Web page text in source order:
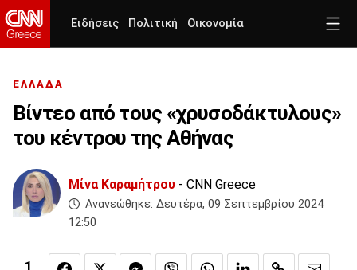
Ειδήσεις Πολιτική Οικονομία
ΕΛΛΑΔΑ
Βίντεο από τους «χρυσοδάκτυλους»
του κέντρου της Αθήνας
Μίνα Καραμήτρου - CNN Greece
Ανανεώθηκε: Δευτέρα, 09 Σεπτεμβρίου 2024
12:50